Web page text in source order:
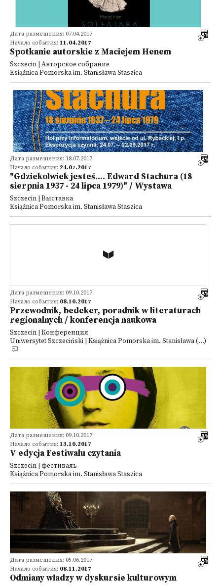
Дата размещения: 07.04.2017
Начало события: 11.04.2017
Spotkanie autorskie z Maciejem Henem
Szczecin | Авторское собрание
Książnica Pomorska im. Stanisława Staszica
Дата размещения: 18.07.2017
Начало события: 24.07.2017
"Gdziekolwiek jesteś.... Edward Stachura (18
sierpnia 1937 - 24 lipca 1979)" / Wystawa
Szczecin | Выставка
Książnica Pomorska im. Stanisława Staszica
Дата размещения: 09.10.2017
Начало события: 08.10.2017
Przewodnik, bedeker, poradnik w literaturach
regionalnych / konferencja naukowa
Szczecin | Конференция
Uniwersytet Szczeciński | Książnica Pomorska im. Stanisława (...)
Дата размещения: 09.10.2017
Начало события: 13.10.2017
V edycja Festiwalu czytania
Szczecin | фестиваль
Książnica Pomorska im. Stanisława Staszica
Дата размещения: 05.06.2017
Начало события: 08.11.2017
Odmiany władzy w dyskursie kulturowym